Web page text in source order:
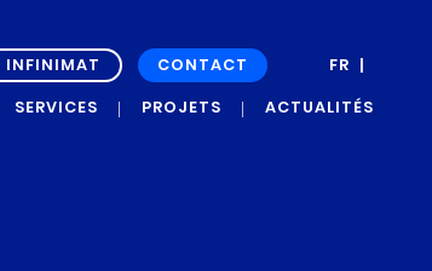
SERVICES PROJETS ACTUALITÉS
CONTACT
INFINIMAT
FR
EN